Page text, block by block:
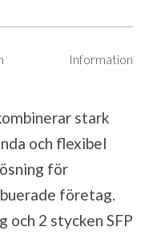
Information
stark
och flexibel
för
företag.
och 2 stycken SFP